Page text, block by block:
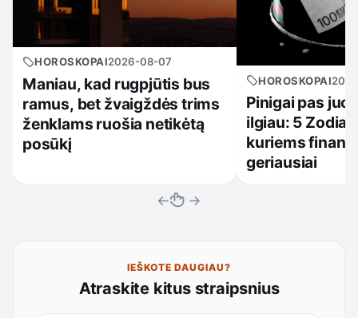
HOROSKOPAI2026-08-07
Maniau, kad rugpjūtis bus
ramus, bet žvaigždės trims
ženklams ruošia netikėtą
posūkį
HOROSKOPAI
Pinigai pas
ilgiau: 5
kuriems
geriausiai
← →
IEŠKOTE DAUGIAU?
Atraskite kitus straipsnius